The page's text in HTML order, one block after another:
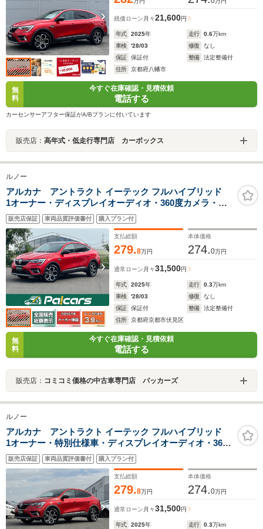
残価ローン 月々21,600円
年式 2025年 走行 0.6万km
車検
'28/03 修復
なし
保証
保証付 整備
法定整備付
住所
京都府八幡市
無
料
今すぐ在庫確認・見積依頼
電話する
カーセンサーアフター保証がA/Bプランに付いています
販売店： 高年式・低走行専門店 カーボックス
ルノー
アルカナ アントラクト イーテック フルハイブリッド
1オーナー・ディスプレイオーディオ・360度カメラ・
ETC・アダプティブクルーズコントロール・ARKAMYS
サウンドプロセッサー・スマートフォンワイヤレスチャ
ージャー・スペアキー・禁煙車・保証継承
販売店保証 車両品質評価書付 購入プラン付
支払総額
279.8万円
本体価格
274.0万円
通常ローン 月々31,500円
年式 2025年 走行 0.3万km
車検
'28/03 修復
なし
保証
保証付 整備
法定整備付
住所
京都府京都市伏見区
無
料
今すぐ在庫確認・見積依頼
電話する
販売店： コミコミ価格の中古車専門店 パッカーズ
ルノー
アルカナ アントラクト イーテック フルハイブリッド
1オーナー・特別仕様車・ディスプレイオーディオ・360
度カメラ・ETC・アクティブエマージェンシーブレー
キ・アダプティブクルーズコントロール・BSM・
RCTA・シートヒーター・スペアキー・禁煙車・保証継承
販売店保証 車両品質評価書付 購入プラン付
支払総額
279.8万円
本体価格
274.0万円
通常ローン 月々31,500円
年式 2025年 走行 0.3万km